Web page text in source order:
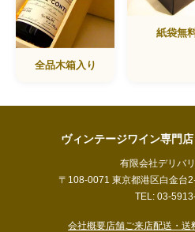
全品木箱入り
紙袋無
ヴィンテージワイン専門店
有限会社デリバ
〒108-0071 東京都港区白金台
TEL: 03-
会社概要店舗ご来店配送・送